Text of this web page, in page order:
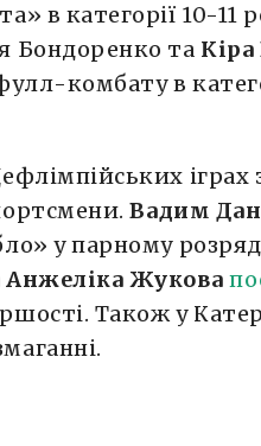
в категорії 10-11
Бондоренко та
комбату в
іграх
Вадим
у парному
Анжеліка Жукова
Також у